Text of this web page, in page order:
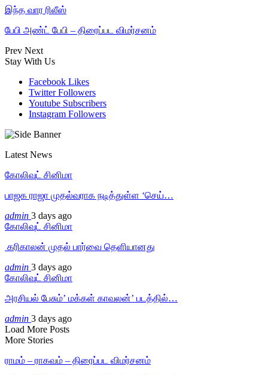
இந்த வார ரிலீஸ்
பேபி அண்ட் பேபி – திரைப்பட விமர்சனம்
Prev Next
Stay With Us
Facebook Likes
Twitter Followers
Youtube Subscribers
Instagram Followers
Latest News
கோலிவுட் சினிமா
பாஜக ராஜா முதல்வராக நடித்துள்ள ‘செய்…
admin 3 days ago
கோலிவுட் சினிமா
‎ கரிகாலன் முதல் பார்வை தெளியானது
admin 3 days ago
கோலிவுட் சினிமா
அரசியல் பேசும்’ மக்கள் காவலன்’ படத்தில்…
admin 3 days ago
Load More Posts
More Stories
ராமம் – ராகவம் – திரைப்பட விமர்சனம்